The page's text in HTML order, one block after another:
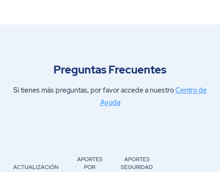
Preguntas Frecuentes
Si tienes más preguntas, por favor accede a nuestroCentro de
Ayuda
ACTUALIZACIÓN
APORTES
POR
APORTES
SEGURIDAD